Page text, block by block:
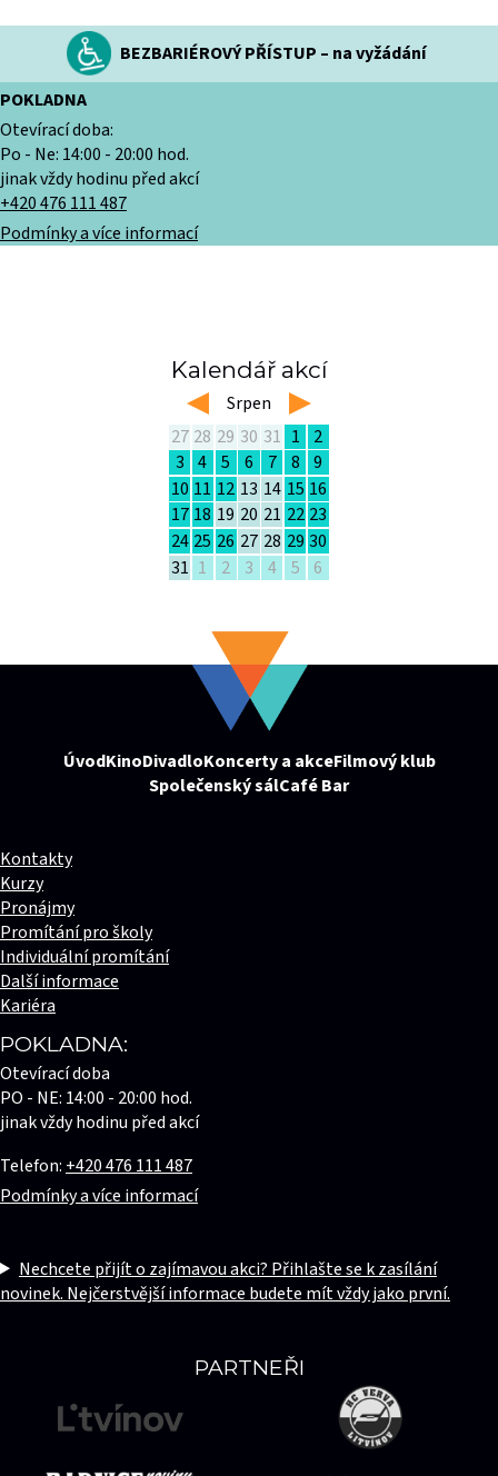
BEZBARIÉROVÝ PŘÍSTUP – na vyžádání
POKLADNA
Otevírací doba:
Po - Ne: 14:00 - 20:00 hod.
jinak vždy hodinu před akcí
+420 476 111 487
Podmínky a více informací
Kalendář akcí
left Srpen right
27 28 29 30 31 1
2
3
4 5 6 7 8
9
10 11 12 13 14 15 16
17 18 19 20 21 22 23
24 25 26 27 28 29 30
31 1 2 3 4 5 6
ÚvodKinoDivadloKoncerty a akceFilmový klub
Společenský sálCafé Bar
PARTNEŘI
Kontakty
Kurzy
Pronájmy
Promítání pro školy
Individuální promítání
Další informace
Kariéra
POKLADNA:
Otevírací doba
PO - NE: 14:00 - 20:00 hod.
jinak vždy hodinu před akcí
Telefon: +420 476 111 487
Podmínky a více informací
Nechcete přijít o zajímavou akci? Přihlašte se k zasílání
novinek. Nejčerstvější informace budete mít vždy jako první.